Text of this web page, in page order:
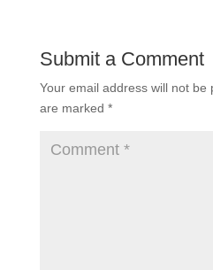
Submit a Comment
Your email address will not be
are marked *